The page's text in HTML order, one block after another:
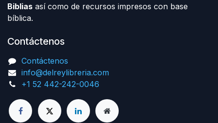
Biblias así como de recursos impresos con base
bíblica.
Contáctenos
Contáctenos
info@delreylibreria.com
+1 52 442-242-0046